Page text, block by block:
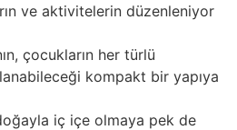
ve aktivitelerin düzenleniyor
çocukların her türlü
kompakt bir yapıya
iç içe olmaya pek de